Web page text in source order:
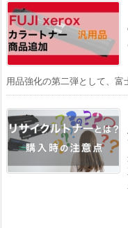
用品強化の第二弾として、富